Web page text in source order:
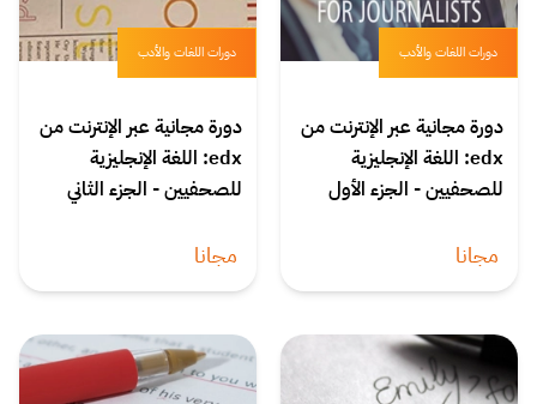
دورات اللغات والأدب
دورة مجانية عبر الإنترنت من
edx: اللغة الإنجليزية
للصحفيين - الجزء الأول
مجانا
دورات اللغات والأدب
دورة مجانية عبر الإنترنت من
edx: اللغة الإنجليزية
للصحفيين - الجزء الثاني
مجانا